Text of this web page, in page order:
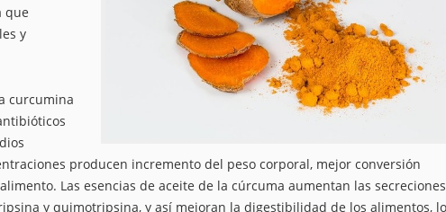
que
y
curcumina
producen incremento del peso corporal, mejor conversión
Las esencias de aceite de la cúrcuma aumentan las
y quimotripsina, y así mejoran la digestibilidad de los alimentos,